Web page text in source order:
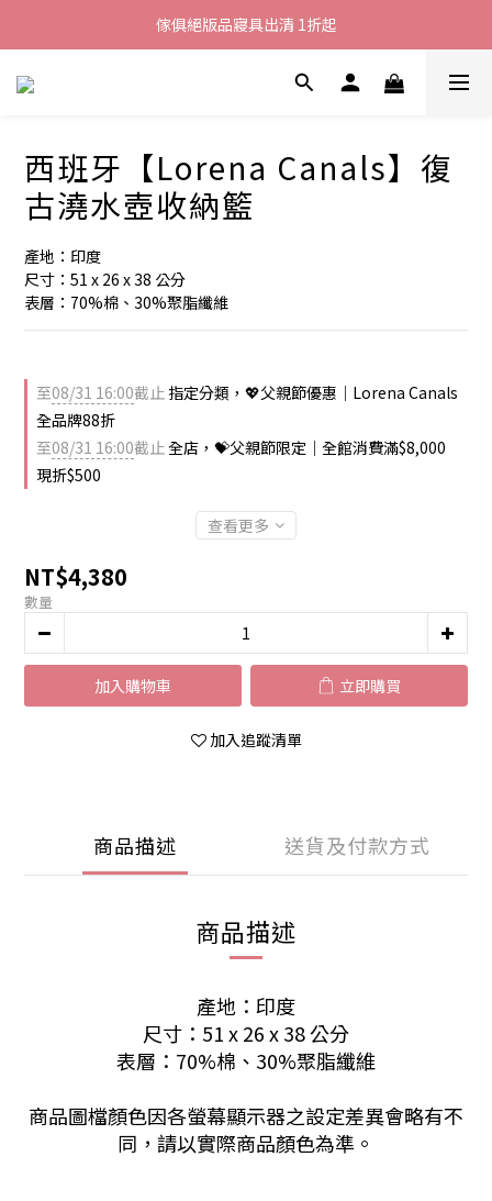
加入LINE好友就送您200元折價卷
傢俱絕版品寢具出清 1折起
全館滿$8000現折$500
西班牙【Lorena Canals】復
古澆水壺收納籃
產地：印度
尺寸：51 x 26 x 38 公分
表層：70%棉、30%聚脂纖維
至08/31 16:00截止 指定分類，💖父親節優惠｜Lorena Canals
全品牌88折
至08/31 16:00截止全店，💝父親節限定｜全館消費滿$8,000
現折$500
查看更多
NT$4,380
數量
加入購物車 立即購買
加入追蹤清單
商品描述 送貨及付款方式
商品描述
產地：印度
尺寸： 51 x 26 x 38 公分
表層：70%棉、30%聚脂纖維
商品圖檔顏色因各螢幕顯示器之設定差異會略有不
同，請以實際商品顏色為準。